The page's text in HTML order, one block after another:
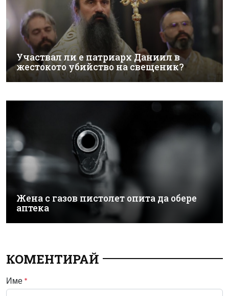
Участвал ли е патриарх Даниил в
жестокото убийство на свещеник?
Жена с газов пистолет опита да обере
аптека
КОМЕНТИРАЙ
Име *